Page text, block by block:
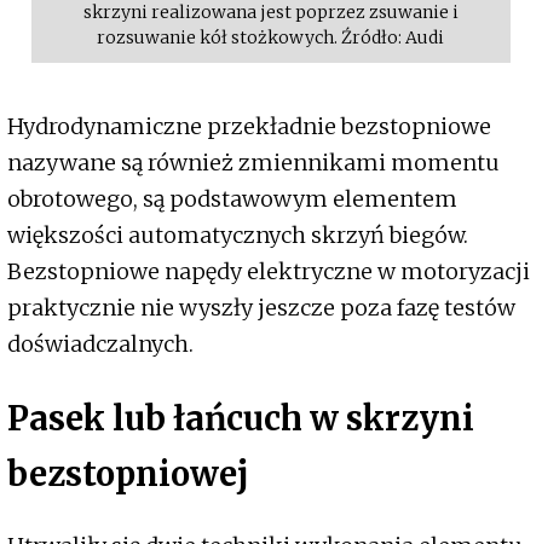
skrzyni realizowana jest poprzez zsuwanie i
rozsuwanie kół stożkowych. Źródło: Audi
Hydrodynamiczne przekładnie bezstopniowe
nazywane są również zmiennikami momentu
obrotowego, są podstawowym elementem
większości automatycznych skrzyń biegów.
Bezstopniowe napędy elektryczne w motoryzacji
praktycznie nie wyszły jeszcze poza fazę testów
doświadczalnych.
Pasek lub łańcuch w skrzyni
bezstopniowej